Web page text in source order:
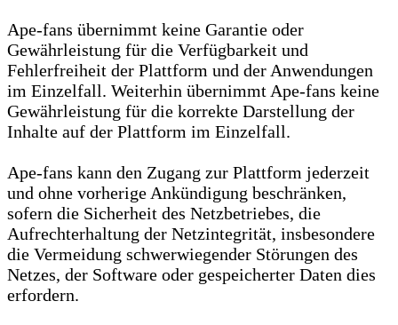
Ape-fans übernimmt keine Garantie oder
Gewährleistung für die Verfügbarkeit und
Fehlerfreiheit der Plattform und der Anwendungen
im Einzelfall. Weiterhin übernimmt Ape-fans keine
Gewährleistung für die korrekte Darstellung der
Inhalte auf der Plattform im Einzelfall.
Ape-fans kann den Zugang zur Plattform jederzeit
und ohne vorherige Ankündigung beschränken,
sofern die Sicherheit des Netzbetriebes, die
Aufrechterhaltung der Netzintegrität, insbesondere
die Vermeidung schwerwiegender Störungen des
Netzes, der Software oder gespeicherter Daten dies
erfordern.